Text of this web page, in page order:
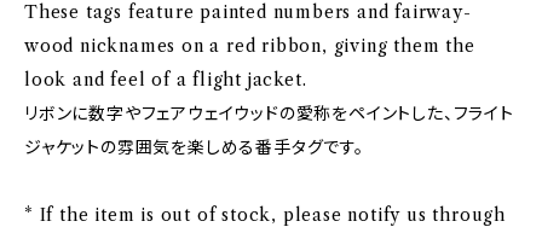
These tags feature painted numbers and fairway-
wood nicknames on a red ribbon, giving them the
look and feel of a flight jacket.
リボンに数字やフェアウェイウッドの愛称をペイントした、フライト
ジャケットの雰囲気を楽しめる番手タグです。
* If the item is out of stock, please notify us through